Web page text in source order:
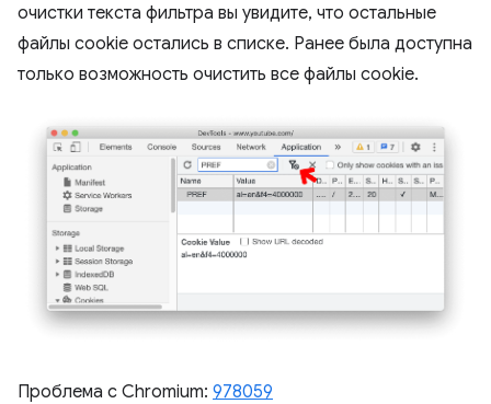
очистки текста фильтра вы увидите, что остальные
файлы cookie остались в списке. Ранее была доступна
только возможность очистить все файлы cookie.
Проблема с Chromium: 978059